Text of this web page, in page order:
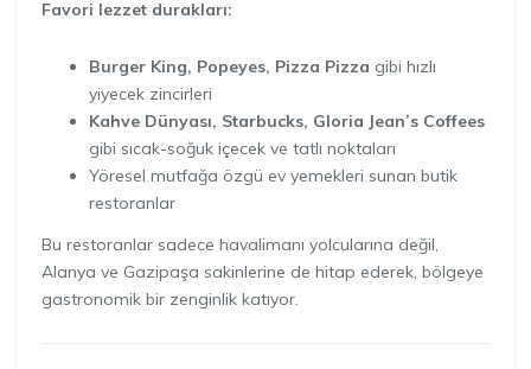
Favori lezzet durakları:
Burger King, Popeyes, Pizza Pizza gibi hızlı
yiyecek zincirleri
Kahve Dünyası, Starbucks, Gloria Jean’s Coffees
gibi sıcak-soğuk içecek ve tatlı noktaları
Yöresel mutfağa özgü ev yemekleri sunan butik
restoranlar
Bu restoranlar sadece havalimanı yolcularına değil,
Alanya ve Gazipaşa sakinlerine de hitap ederek, bölgeye
gastronomik bir zenginlik katıyor.